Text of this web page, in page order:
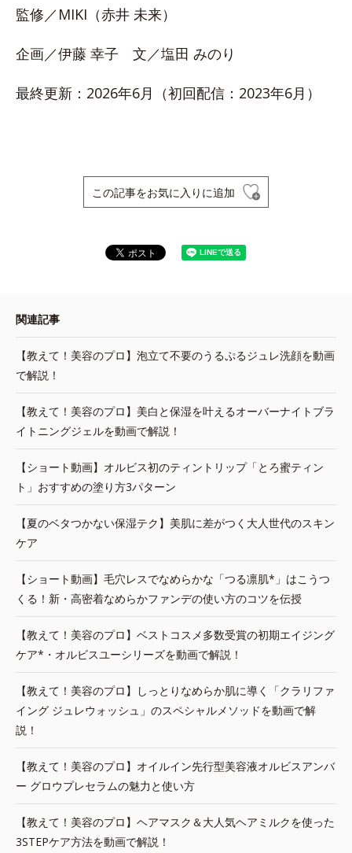
監修／MIKI（赤井 未来）
企画／伊藤 幸子 文／塩田 みのり
最終更新：2026年6月（初回配信：2023年6月）
この記事をお気に入りに追加
関連記事
【教えて！美容のプロ】泡立て不要のうるぷるジュレ洗顔を動画
で解説！
【教えて！美容のプロ】美白と保湿を叶えるオーバーナイトブラ
イトニングジェルを動画で解説！
【ショート動画】オルビス初のティントリップ「とろ蜜ティン
ト」おすすめの塗り方3パターン
【夏のベタつかない保湿テク】美肌に差がつく大人世代のスキン
ケア
【ショート動画】毛穴レスでなめらかな「つる凛肌*」はこうつ
くる！新・高密着なめらかファンデの使い方のコツを伝授
【教えて！美容のプロ】ベストコスメ多数受賞の初期エイジング
ケア*・オルビスユーシリーズを動画で解説！
【教えて！美容のプロ】しっとりなめらか肌に導く「クラリファ
イング ジュレウォッシュ」のスペシャルメソッドを動画で解
説！
【教えて！美容のプロ】オイルイン先行型美容液オルビスアンバ
ー グロウプレセラムの魅力と使い方
【教えて！美容のプロ】ヘアマスク＆大人気ヘアミルクを使った
3STEPケア方法を動画で解説！